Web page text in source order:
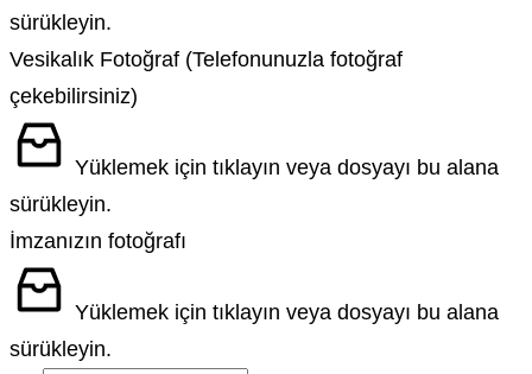
sürükleyin.
Vesikalık Fotoğraf (Telefonunuzla fotoğraf
çekebilirsiniz)
Yüklemek için tıklayın veya dosyayı bu alana
sürükleyin.
İmzanızın fotoğrafı
Yüklemek için tıklayın veya dosyayı bu alana
sürükleyin.